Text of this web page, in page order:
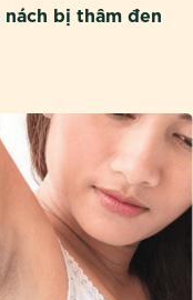
bị thâm đen